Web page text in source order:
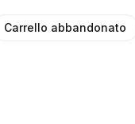
Carrello abbandonato